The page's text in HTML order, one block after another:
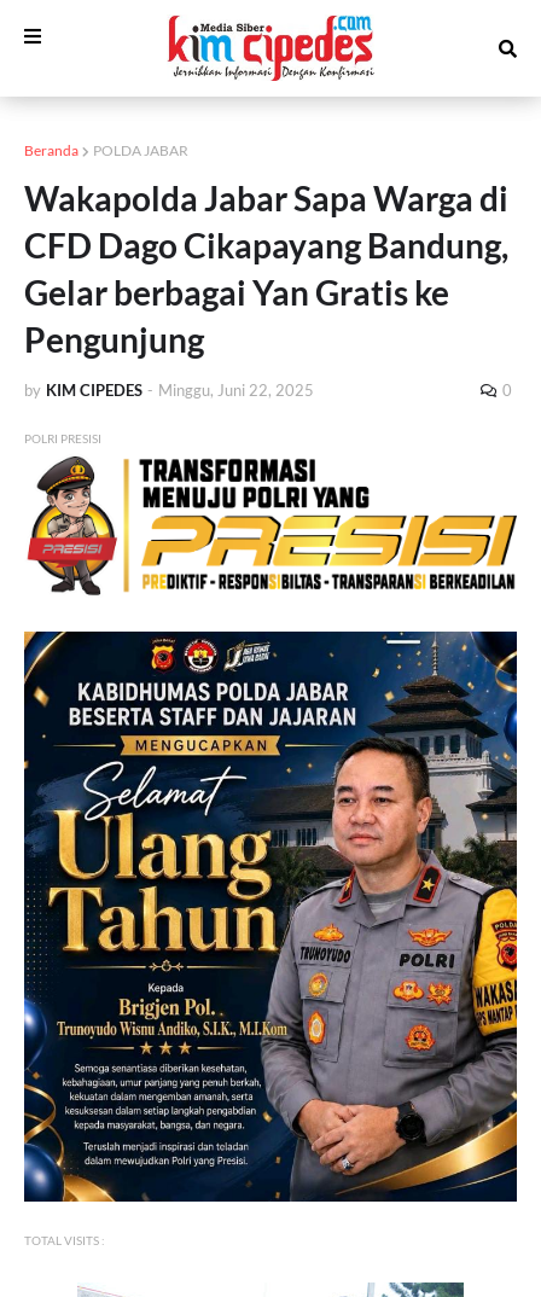
Beranda POLDA JABAR
Wakapolda Jabar Sapa Warga di
CFD Dago Cikapayang Bandung,
Gelar berbagai Yan Gratis ke
Pengunjung
by KIM CIPEDES - Minggu, Juni 22, 2025 0
POLRI PRESISI
TOTAL VISITS :